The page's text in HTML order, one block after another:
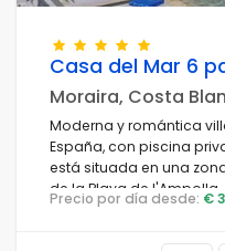
Casa del Mar 6
Moraira, Costa
Moderna y romántica
España, con piscina
está situada en una
de la Playa de l'Ampolla.
Precio por día desde: €